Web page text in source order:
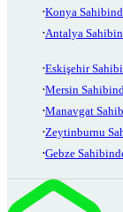
Konya
Antalya
Eskişehir
Mersin
Manavgat
Zeytinburnu
Gebze